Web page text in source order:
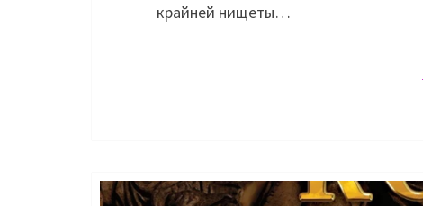
крайней нищеты…